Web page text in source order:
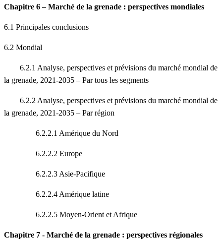
Chapitre 6 – Marché de la grenade : perspectives mondiales
6.1 Principales conclusions
6.2 Mondial
6.2.1 Analyse, perspectives et prévisions du marché mondial de
la grenade, 2021-2035 – Par tous les segments
6.2.2 Analyse, perspectives et prévisions du marché mondial de
la grenade, 2021-2035 – Par région
6.2.2.1 Amérique du Nord
6.2.2.2 Europe
6.2.2.3 Asie-Pacifique
6.2.2.4 Amérique latine
6.2.2.5 Moyen-Orient et Afrique
Chapitre 7 - Marché de la grenade : perspectives régionales